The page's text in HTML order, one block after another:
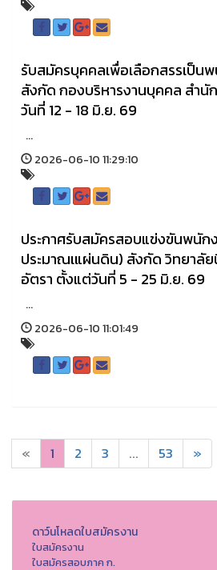
รับสมัครบุคคลเพื่อเลือกสรรเป็นพ
สังกัด กองบริหารงานบุคคล สำนั
วันที่ 12 - 18 มิ.ย. 69
...
2026-06-10 11:29:10
ประกาศรับสมัครสอบแข่งขันพนัก
ประมาณเแผ่นดิน) สังกัด วิทยาลัย
อัตรา ตั้งแต่วันที่ 5 - 25 มิ.ย. 69
...
2026-06-10 11:01:49
« 1 2 3 ... 53 »
ดาว์นโหลดใบสมัครงาน
ใบสมัครงาน
ใบสมัครสอบภาค ก.